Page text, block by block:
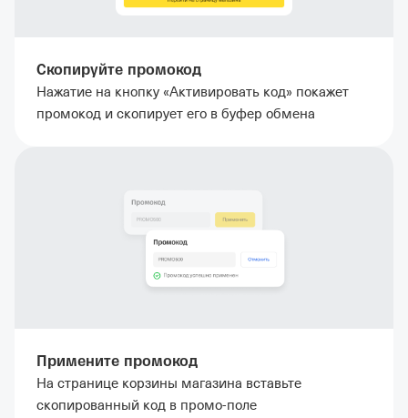
Скопируйте промокод
Нажатие на кнопку «Активировать код» покажет
промокод и скопирует его в буфер обмена
Примените промокод
На странице корзины магазина вставьте
скопированный код в промо-поле